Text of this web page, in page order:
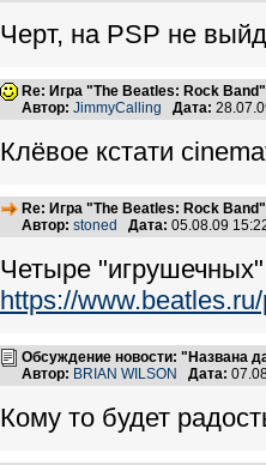
Черт, на PSP не
Re: Игра "The Beatles: Rock Band"
Автор: JimmyCalling Дата:
Клёвое кстати
Re: Игра "The Beatles: Rock Band"
Автор: stoned Дата: 05.08.09
Четыре
https://
Обсуждение новости: "Названа
Автор: BRIAN WILSON Дата:
Кому то будет